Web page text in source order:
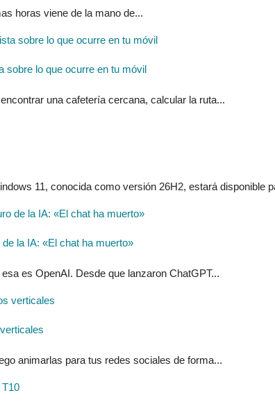
horas viene de la mano de...
sobre lo que ocurre en tu móvil
una cafetería cercana, calcular la ruta...
11, conocida como versión 26H2, estará disponible
la IA: «El chat ha muerto»
es OpenAI. Desde que lanzaron ChatGPT...
animarlas para tus redes sociales de forma...